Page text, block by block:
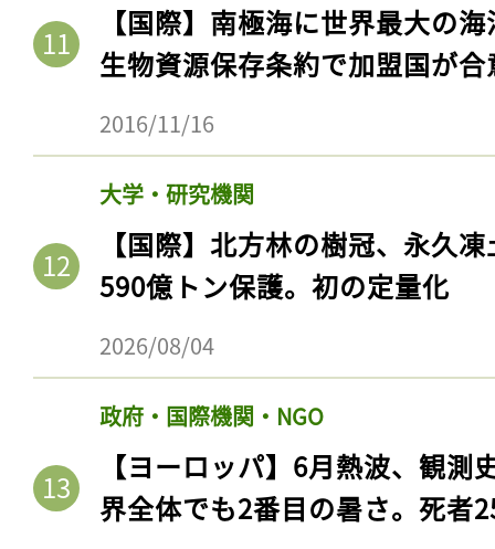
【国際】南極海に世界最大の
生物資源保存条約で加盟国が合
2016/11/16
大学・研究機関
【国際】北方林の樹冠、永久
590億トン保護。初の定量化
2026/08/04
政府・国際機関・NGO
【ヨーロッパ】6月熱波、観
界全体でも2番目の暑さ。死者
記事をお気に入りに
会員登録